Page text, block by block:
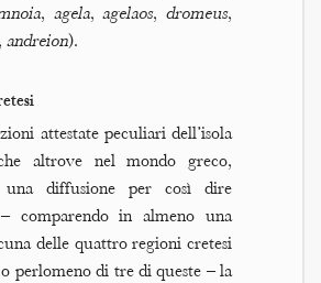
, agela,agelaos, dromeus,
andreion).
attestate peculiari dell’isola
altrove nel mondo greco,
una diffusione per così dire
– comparendo in almeno una
delle quattro regioni cretesi
perlomeno di tre di queste – la